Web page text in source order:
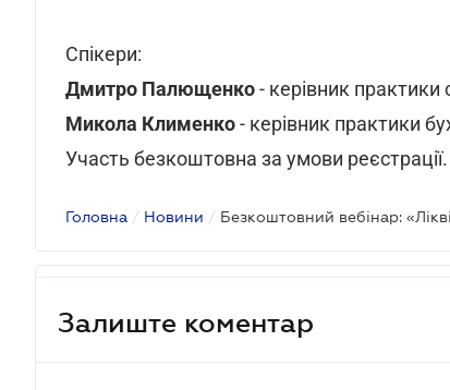
Спікери:
Дмитро Палющенко- керівник практики
Микола Клименко- керівник практики
Участь безкоштовна за умови
Головна / Новини /
Залиште коментар